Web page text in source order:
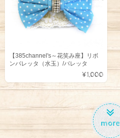
【385channel's～花笑み座】リボ
ンバレッタ（水玉）/バレッタ
¥1,000
more